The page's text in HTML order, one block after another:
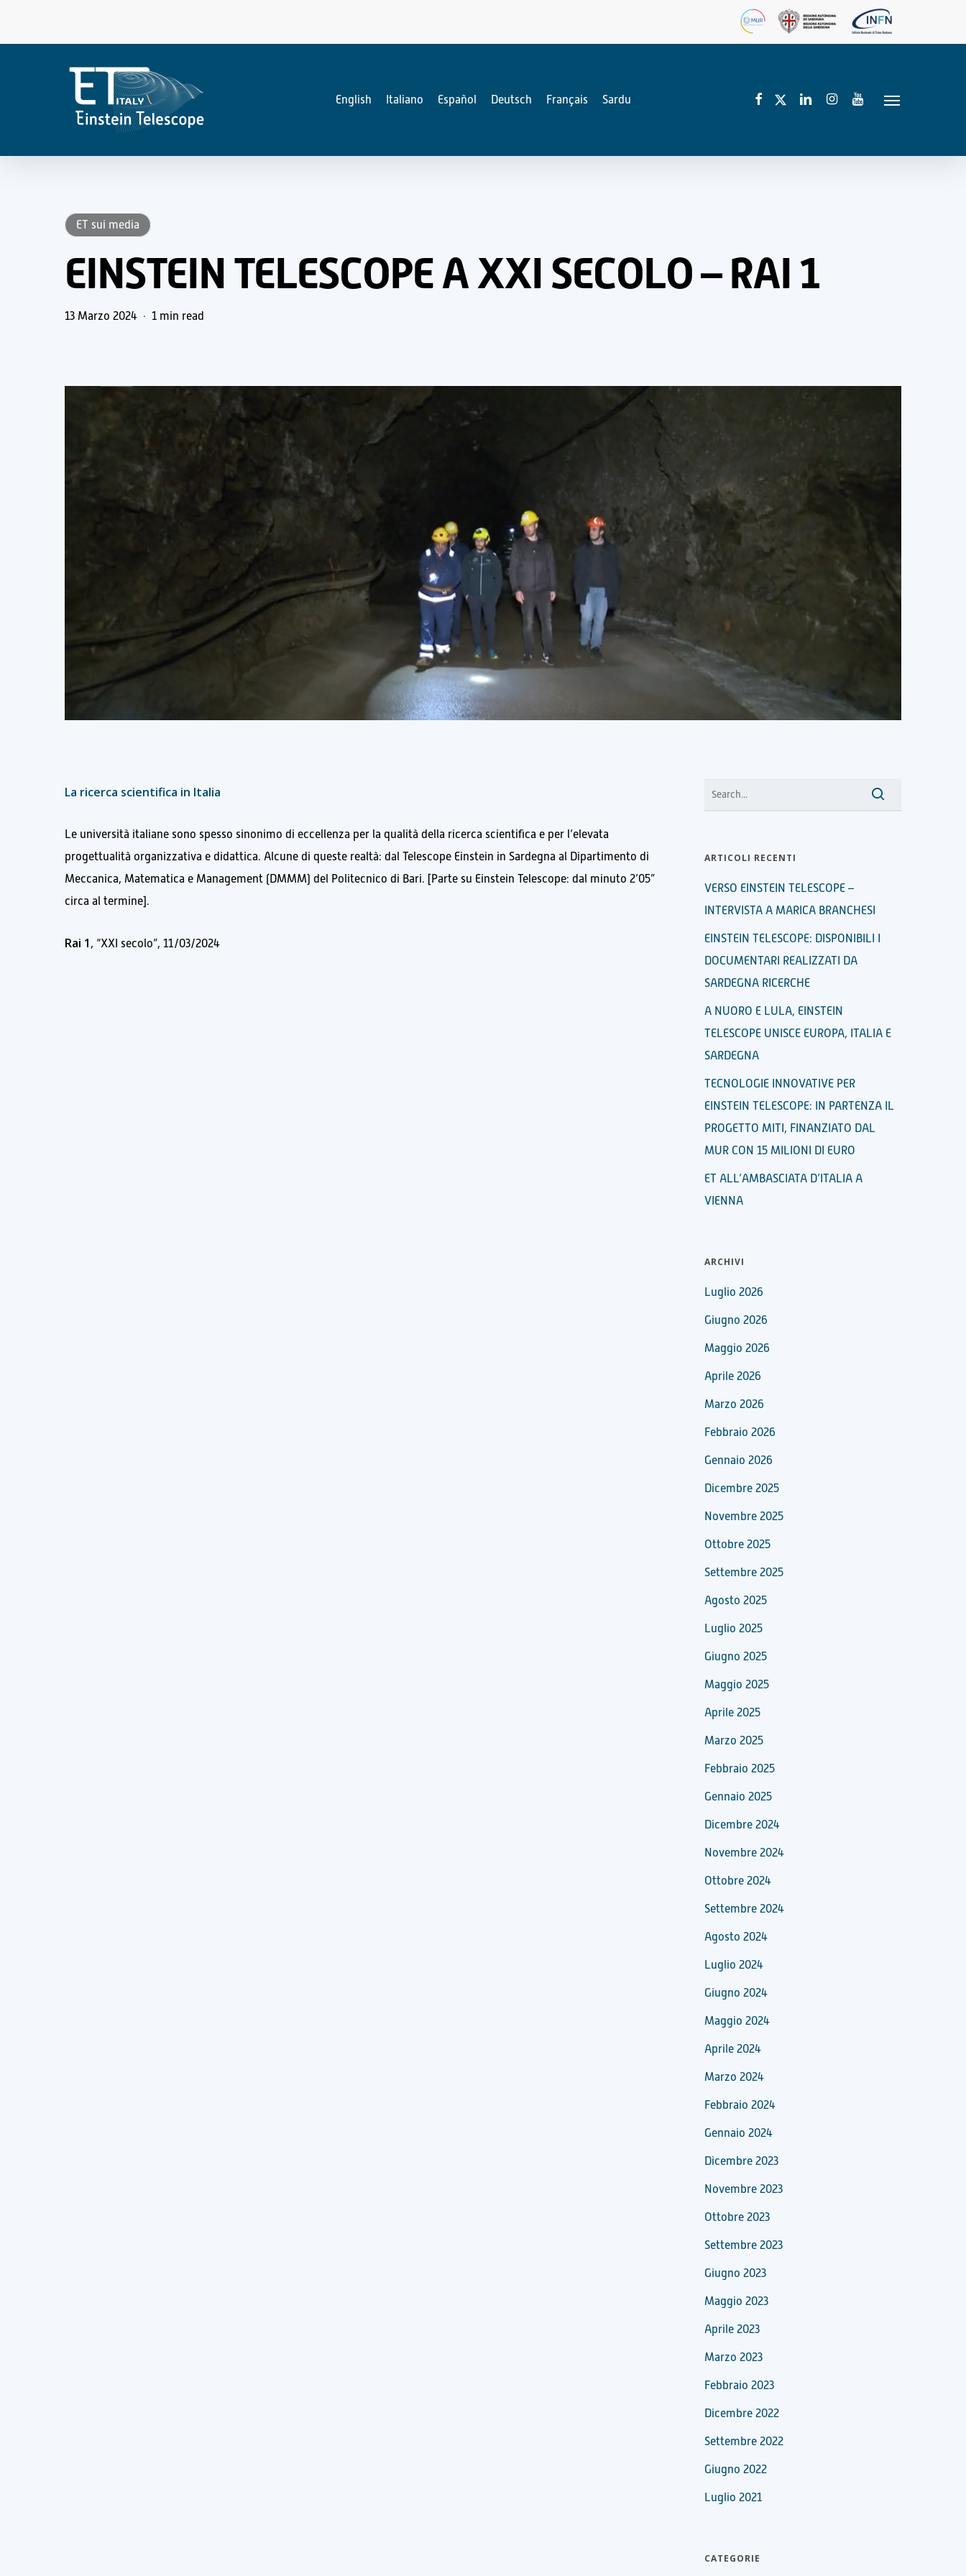
English
Italiano Español Deutsch Français Sardu facebooktwitterlinkedininstagramyoutubeMenu
ET sui media
EINSTEIN TELESCOPE A XXI SECOLO – RAI 1
13 Marzo 2024 1 min read
La ricerca scientifica in Italia
Le università italiane sono spesso sinonimo di eccellenza per la qualità della ricerca scientifica e per l’elevata
progettualità organizzativa e didattica. Alcune di queste realtà: dal Telescope Einstein in Sardegna al Dipartimento di
Meccanica, Matematica e Management (DMMM) del Politecnico di Bari. [Parte su Einstein Telescope: dal minuto 2’05”
circa al termine].
Rai 1 , “XXI secolo”, 11/03/2024
ARTICOLI RECENTI
VERSO EINSTEIN TELESCOPE –
INTERVISTA A MARICA BRANCHESI
EINSTEIN TELESCOPE: DISPONIBILI I
DOCUMENTARI REALIZZATI DA
SARDEGNA RICERCHE
A NUORO E LULA, EINSTEIN
TELESCOPE UNISCE EUROPA, ITALIA E
SARDEGNA
TECNOLOGIE INNOVATIVE PER
EINSTEIN TELESCOPE: IN PARTENZA IL
PROGETTO MITI, FINANZIATO DAL
MUR CON 15 MILIONI DI EURO
ET ALL’AMBASCIATA D’ITALIA A
VIENNA
ARCHIVI
Luglio 2026
Giugno 2026
Maggio 2026
Aprile 2026
Marzo 2026
Febbraio 2026
Gennaio 2026
Dicembre 2025
Novembre 2025
Ottobre 2025
Settembre 2025
Agosto 2025
Luglio 2025
Giugno 2025
Maggio 2025
Aprile 2025
Marzo 2025
Febbraio 2025
Gennaio 2025
Dicembre 2024
Novembre 2024
Ottobre 2024
Settembre 2024
Agosto 2024
Luglio 2024
Giugno 2024
Maggio 2024
Aprile 2024
Marzo 2024
Febbraio 2024
Gennaio 2024
Dicembre 2023
Novembre 2023
Ottobre 2023
Settembre 2023
Giugno 2023
Maggio 2023
Aprile 2023
Marzo 2023
Febbraio 2023
Dicembre 2022
Settembre 2022
Giugno 2022
Luglio 2021
CATEGORIE